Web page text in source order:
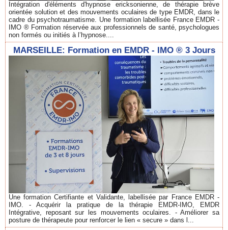
Intégration d'éléments d'hypnose ericksonienne, de thérapie brève
orientée solution et des mouvements oculaires de type EMDR, dans le
cadre du psychotraumatisme. Une formation labellisée France EMDR -
IMO ® Formation réservée aux professionnels de santé, psychologues
non formés ou initiés à l’hypnose....
MARSEILLE: Formation en EMDR - IMO ® 3 Jours
Une formation Certifiante et Validante, labellisée par France EMDR -
IMO. - Acquérir la pratique de la thérapie EMDR-IMO, EMDR
Intégrative, reposant sur les mouvements oculaires. - Améliorer sa
posture de thérapeute pour renforcer le lien « secure » dans l...